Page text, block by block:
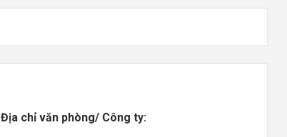
Địa chỉ văn phòng/ Công ty: